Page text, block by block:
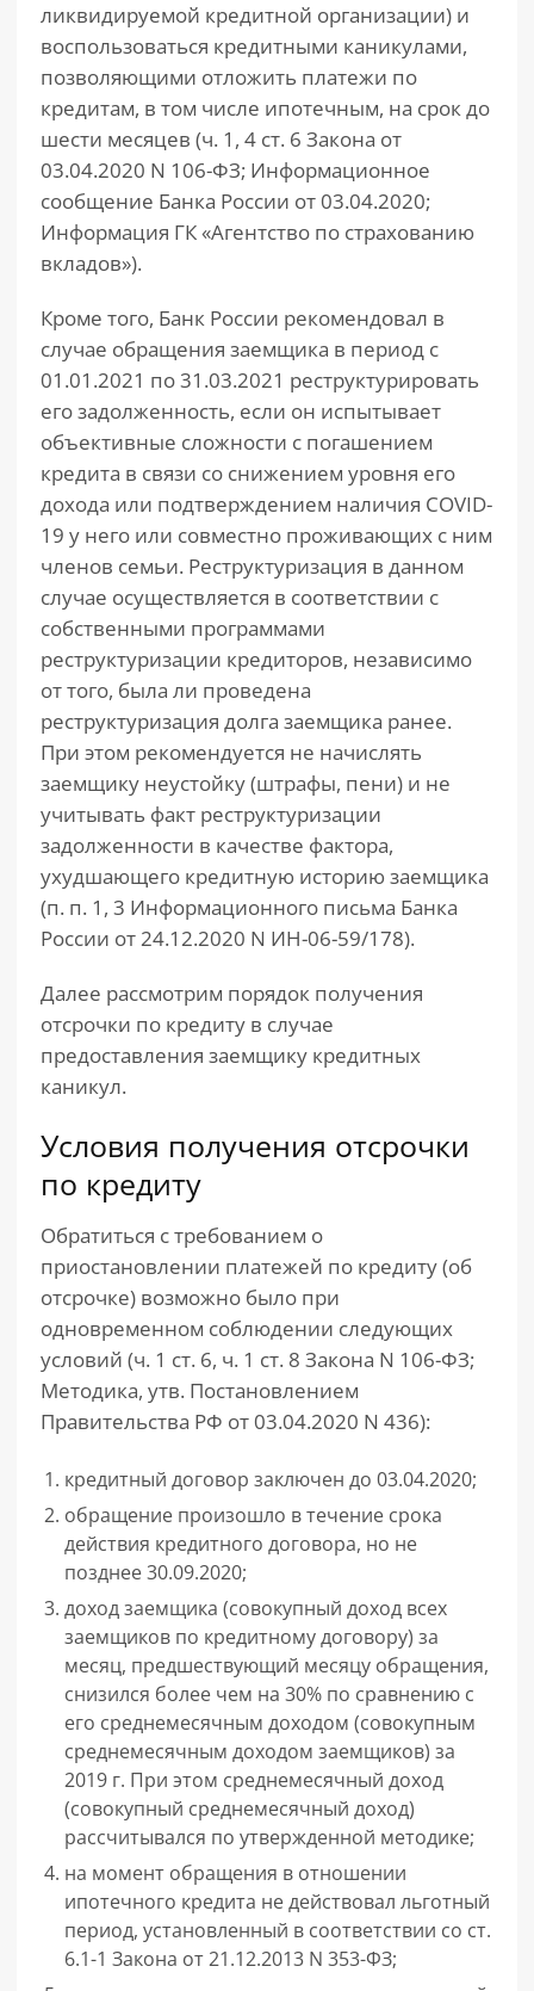
ликвидируемой кредитной организации) и
воспользоваться кредитными каникулами,
позволяющими отложить платежи по
кредитам, в том числе ипотечным, на срок до
шести месяцев (ч. 1, 4 ст. 6 Закона от
03.04.2020 N 106-ФЗ; Информационное
сообщение Банка России от 03.04.2020;
Информация ГК «Агентство по страхованию
вкладов»).
Кроме того, Банк России рекомендовал в
случае обращения заемщика в период с
01.01.2021 по 31.03.2021 реструктурировать
его задолженность, если он испытывает
объективные сложности с погашением
кредита в связи со снижением уровня его
дохода или подтверждением наличия COVID-
19 у него или совместно проживающих с ним
членов семьи. Реструктуризация в данном
случае осуществляется в соответствии с
собственными программами
реструктуризации кредиторов, независимо
от того, была ли проведена
реструктуризация долга заемщика ранее.
При этом рекомендуется не начислять
заемщику неустойку (штрафы, пени) и не
учитывать факт реструктуризации
задолженности в качестве фактора,
ухудшающего кредитную историю заемщика
(п. п. 1, 3 Информационного письма Банка
России от 24.12.2020 N ИН-06-59/178).
Далее рассмотрим порядок получения
отсрочки по кредиту в случае
предоставления заемщику кредитных
каникул.
Условия получения отсрочки
по кредиту
Обратиться с требованием о
приостановлении платежей по кредиту (об
отсрочке) возможно было при
одновременном соблюдении следующих
условий (ч. 1 ст. 6, ч. 1 ст. 8 Закона N 106-ФЗ;
Методика, утв. Постановлением
Правительства РФ от 03.04.2020 N 436):
кредитный договор заключен до 03.04.2020;
обращение произошло в течение срока
действия кредитного договора, но не
позднее 30.09.2020;
доход заемщика (совокупный доход всех
заемщиков по кредитному договору) за
месяц, предшествующий месяцу обращения,
снизился более чем на 30% по сравнению с
его среднемесячным доходом (совокупным
среднемесячным доходом заемщиков) за
2019 г. При этом среднемесячный доход
(совокупный среднемесячный доход)
рассчитывался по утвержденной методике;
на момент обращения в отношении
ипотечного кредита не действовал льготный
период, установленный в соответствии со ст.
6.1-1 Закона от 21.12.2013 N 353-ФЗ;